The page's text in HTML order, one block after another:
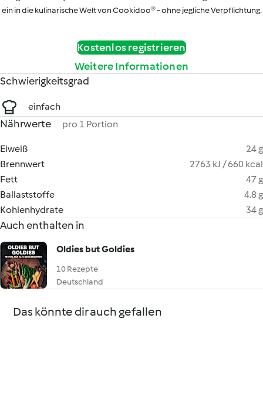
ein in die kulinarische Welt von Cookidoo® - ohne jegliche Verpflichtung.
Kostenlos registrieren
Weitere Informationen
Schwierigkeitsgrad
einfach
Nährwerte pro 1 Portion
Eiweiß
24 g
Brennwert
2763 kJ / 660 kcal
Fett
47 g
Ballaststoffe
4.8 g
Kohlenhydrate
34 g
Auch enthalten in
Oldies but Goldies
10 Rezepte
Deutschland
Das könnte dir auch gefallen